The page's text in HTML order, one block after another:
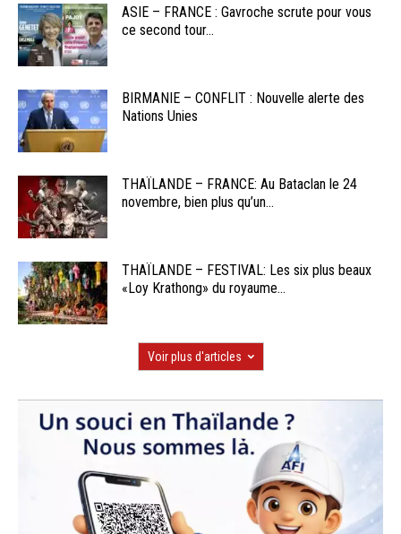
ASIE – FRANCE : Gavroche scrute pour vous
ce second tour...
BIRMANIE – CONFLIT : Nouvelle alerte des
Nations Unies
THAÏLANDE – FRANCE: Au Bataclan le 24
novembre, bien plus qu’un...
THAÏLANDE – FESTIVAL: Les six plus beaux
«Loy Krathong» du royaume...
Voir plus d'articles